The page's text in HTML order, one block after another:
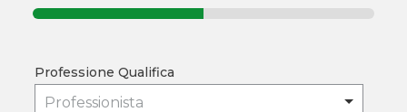
Professione Qualifica
Professionista